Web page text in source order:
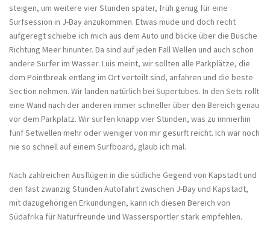
steigen, um weitere vier Stunden später, früh genug für eine
Surfsession in J-Bay anzukommen. Etwas müde und doch recht
aufgeregt schiebe ich mich aus dem Auto und blicke über die Büsche
Richtung Meer hinunter. Da sind auf jeden Fall Wellen und auch schon
andere Surfer im Wasser. Luis meint, wir sollten alle Parkplätze, die
dem Pointbreak entlang im Ort verteilt sind, anfahren und die beste
Section nehmen. Wir landen natürlich bei Supertubes. In den Sets rollt
eine Wand nach der anderen immer schneller über den Bereich genau
vor dem Parkplatz. Wir surfen knapp vier Stunden, was zu immerhin
fünf Setwellen mehr oder weniger von mir gesurft reicht. Ich war noch
nie so schnell auf einem Surfboard, glaub ich mal.
Nach zahlreichen Ausflügen in die südliche Gegend von Kapstadt und
den fast zwanzig Stunden Autofahrt zwischen J-Bay und Kapstadt,
mit dazugehörigen Erkundungen, kann ich diesen Bereich von
Südafrika für Naturfreunde und Wassersportler stark empfehlen.